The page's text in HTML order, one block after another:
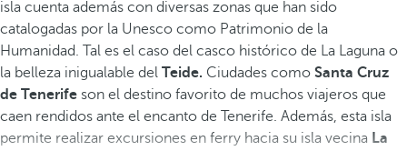
isla cuenta además con diversas zonas que han sido
catalogadas por la Unesco como Patrimonio de la
Humanidad. Tal es el caso del casco histórico de La Laguna o
la belleza inigualable del Teide. Ciudades como Santa Cruz
de Tenerife son el destino favorito de muchos viajeros que
caen rendidos ante el encanto de Tenerife. Además, esta isla
permite realizar excursiones en ferry hacia su isla vecina La